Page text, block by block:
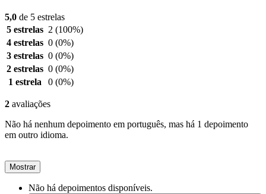
5,0 de 5 estrelas
5 estrelas 2 (100%)
4 estrelas 0 (0%)
3 estrelas 0 (0%)
2 estrelas 0 (0%)
1 estrela
0 (0%)
2 avaliações
Não há nenhum depoimento em português, mas há 1 depoimento
em outro idioma.
Mostrar
Não há depoimentos disponíveis.